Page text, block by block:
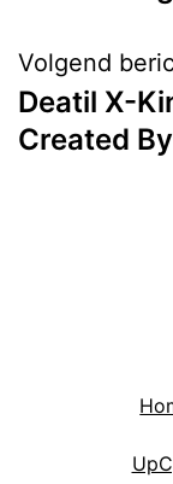
Volgend
Deatil X-
Created